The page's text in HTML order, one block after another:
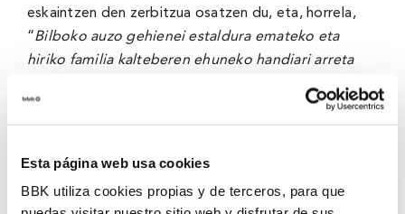
Esta página web usa cookies
BBK utiliza cookies propias y de terceros, para que
eskaintzen den zerbitzua osatzen du, eta, horrela,
“Bilboko auzo gehienei estaldura emateko eta
hiriko familia kalteberen ehuneko handiari arreta
”, nabarmendu dute
proiektuari atxikitako erakundeek. Lagun Gunea
gizarte-kohesioa hobetzea, zerbitzuaren